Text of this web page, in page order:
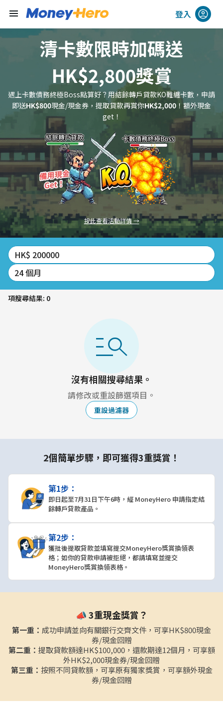
menu 登入
清卡數限時加碼送
HK$2,800獎賞
遇上卡數債務終極Boss點算好？用結餘轉戶貸款KO難纏卡數， 申請
即送HK$800現金/現金券，提取貸款再賞你HK$2,000 ！額外現金
get！
按此查看活動詳情 →
HK$ 200000
24 個月
項搜尋結果: 0
manage_search
沒有相關搜尋結果。
請修改或重設篩選項目。
重設過濾器
2個簡單步驟，即可獲得3重獎賞！
第1步：
即日起至7月31日下午6時，經 MoneyHero 申請指定結
餘轉戶貸款產品。
第2步：
獲批後提取貸款並填寫提交MoneyHero獎賞換領表
格；如你的貸款申請被拒絕，都請填寫並提交
MoneyHero獎賞換領表格。
📣 3重現金獎賞？
第一重： 成功申請並向有關銀行交齊文件，可享HK$800現金
券/現金回贈
第二重： 提取貸款額達HK$100,000，還款期達12個月，可享額
外HK$2,000現金券/現金回贈
第三重： 按照不同貸款額，可享原有獨家獎賞，可享額外現金
券/現金回贈